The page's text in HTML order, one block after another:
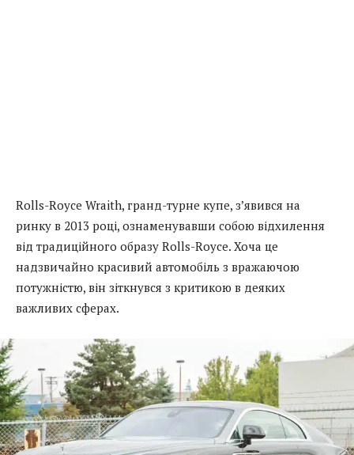
Rolls-Royce Wraith, гранд-турне купе, з’явився на
ринку в 2013 році, ознаменувавши собою відхилення
від традиційного образу Rolls-Royce. Хоча це
надзвичайно красивий автомобіль з вражаючою
потужністю, він зіткнувся з критикою в деяких
важливих сферах.